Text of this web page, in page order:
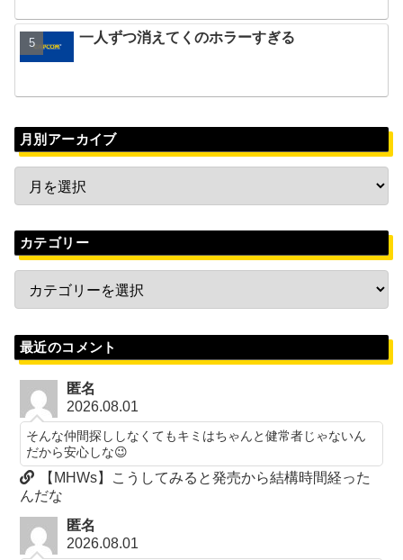
一人ずつ消えてくのホラーすぎる
月別アーカイブ
カテゴリー
最近のコメント
匿名
2026.08.01
そんな仲間探ししなくてもキミはちゃんと健常者じゃないん
だから安心しな😉
【MHWs】こうしてみると発売から結構時間経った
んだな
匿名
2026.08.01